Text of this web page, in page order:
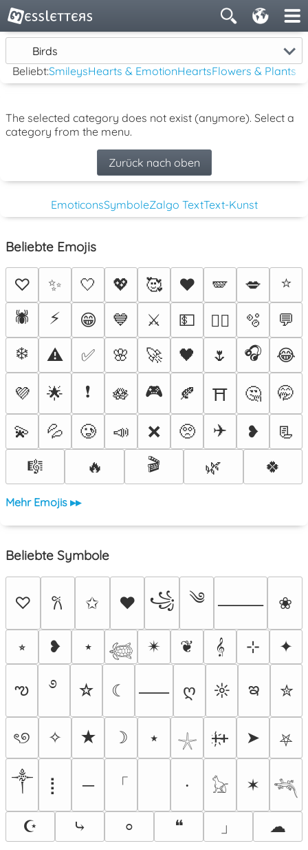
Birds
Beliebt:SmileysHearts & EmotionHeartsFlowers & Plants
The selected category does not exist (anymore). Select a
category from the menu.
Zurück nach oben
EmoticonsSymboleZalgo TextText-Kunst
Beliebte Emojis
♡ ✨ 🤍 💖 🥰 ♥️ 🪽 💋
⭐
🕷️
⚡ 😁 💙 ⚔️ 💵 ❤️‍🔥 🫧
💬
❄️
⚠️ ✅ 🌸 🚀 🖤 🌷 🎧
😂
💜
🌟 ❗ 🪷 🎮 🍂 ⛩️ 🤔
🤭
💫
💦 🥲 📣 ❌ 🥺 ✈️ ❥
📃
🎼
🔥 🎬 🌿 🍀
Mehr Emojis ▸▸
Beliebte Symbole
♡ 𐙚 ✩ ♥ ꧁ ༄ ⸻ ❀
⭒ ❥ ⋆ 𓆉 ✴︎ ❦ 𝄞 ⊹ ✦
ఌ ࿔ ☆ ☾ ⸺ ღ ☼ ఇ ✮
ৎ୭ ✧ ★ ☽ ⭑ 𓇼 ᚐ҉ᚐ ➤ ⛧
༒ ⡇ ─ 「 ⸱ 𓃠 ✶
𓆈
☪
⤷ ⸰ ❝ 」 ☁